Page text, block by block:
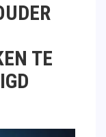
TE